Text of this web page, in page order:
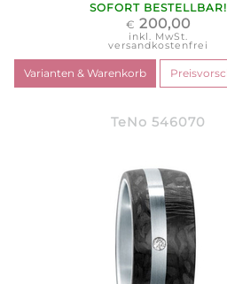
SOFORT BESTELLBAR!
€ 200,00
inkl. MwSt.
versandkostenfrei
TeNo 546070